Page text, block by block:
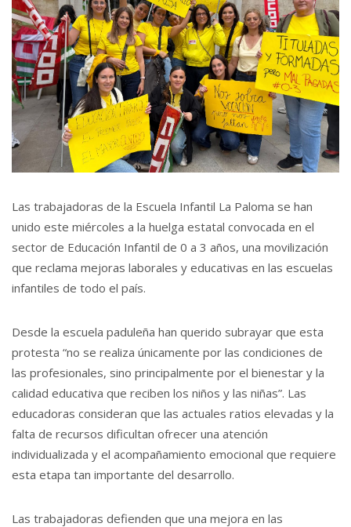
Las trabajadoras de la Escuela Infantil La Paloma se han
unido este miércoles a la huelga estatal convocada en el
sector de Educación Infantil de 0 a 3 años, una movilización
que reclama mejoras laborales y educativas en las escuelas
infantiles de todo el país.
Desde la escuela paduleña han querido subrayar que esta
protesta “no se realiza únicamente por las condiciones de
las profesionales, sino principalmente por el bienestar y la
calidad educativa que reciben los niños y las niñas”. Las
educadoras consideran que las actuales ratios elevadas y la
falta de recursos dificultan ofrecer una atención
individualizada y el acompañamiento emocional que requiere
esta etapa tan importante del desarrollo.
Las trabajadoras defienden que una mejora en las